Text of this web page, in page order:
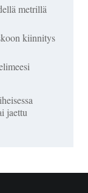
metrillä
kiinnitys
jaettu